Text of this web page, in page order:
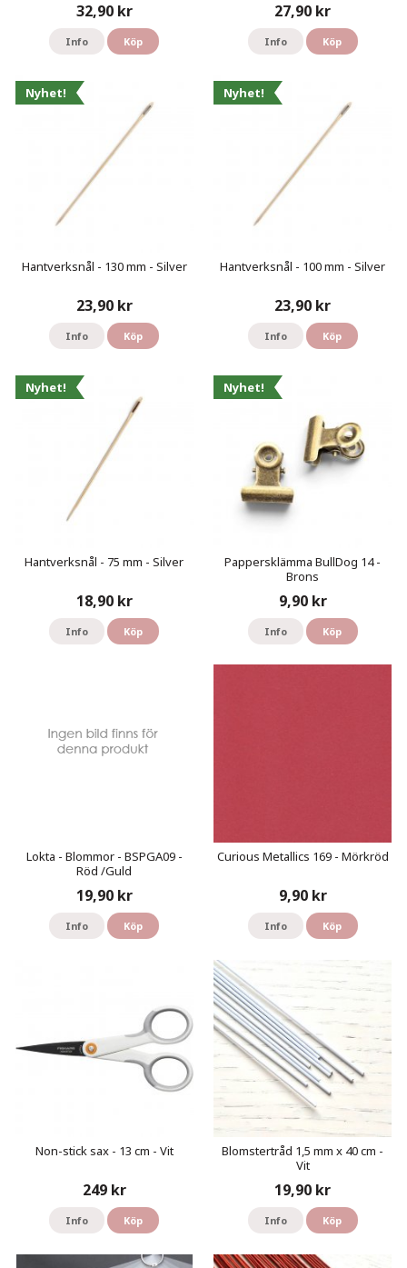
32,90 kr
Info Köp
27,90 kr
Info Köp
Nyhet!
Hantverksnål - 130 mm - Silver
23,90 kr
Info Köp
Nyhet!
Hantverksnål - 100 mm - Silver
23,90 kr
Info Köp
Nyhet!
Hantverksnål - 75 mm - Silver
18,90 kr
Info Köp
Nyhet!
Pappersklämma BullDog 14 -
Brons
9,90 kr
Info Köp
Lokta - Blommor - BSPGA09 -
Röd /Guld
19,90 kr
Info Köp
Curious Metallics 169 - Mörkröd
9,90 kr
Info Köp
Non-stick sax - 13 cm - Vit
249 kr
Info Köp
Blomstertråd 1,5 mm x 40 cm -
Vit
19,90 kr
Info Köp